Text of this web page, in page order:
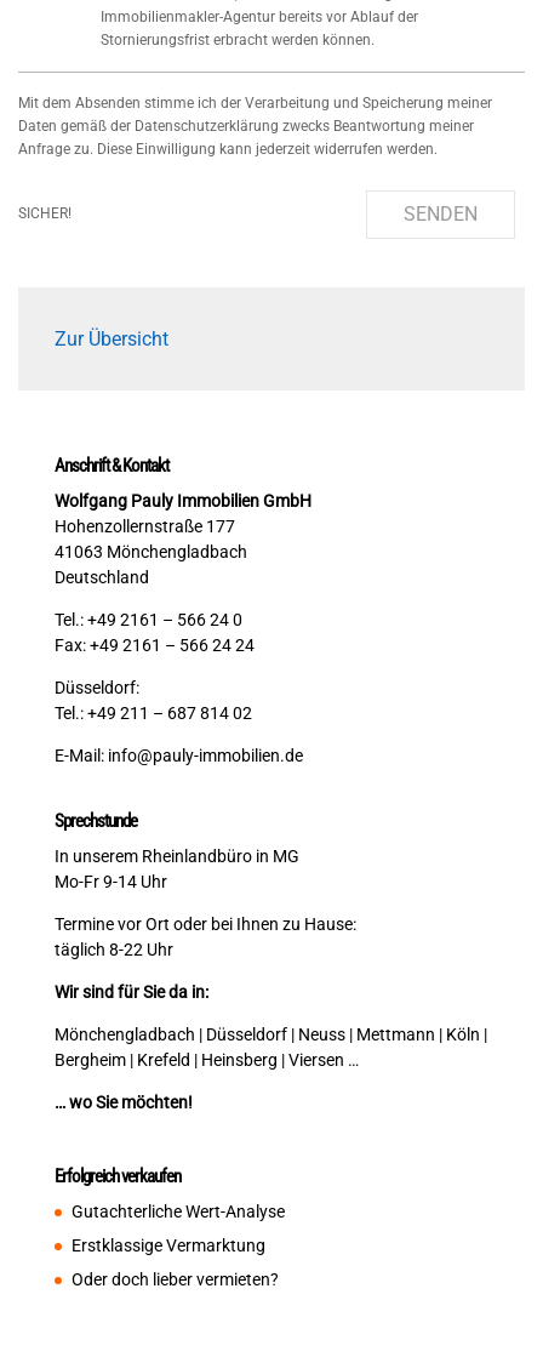
Immobilienmakler-Agentur bereits vor Ablauf der
Stornierungsfrist erbracht werden können.
Mit dem Absenden stimme ich der Verarbeitung und Speicherung meiner
Daten gemäß der Datenschutzerklärung zwecks Beantwortung meiner
Anfrage zu. Diese Einwilligung kann jederzeit widerrufen werden.
SICHER! SENDEN
Zur Übersicht
Anschrift & Kontakt
Wolfgang Pauly Immobilien GmbH
Hohenzollernstraße 177
41063 Mönchengladbach
Deutschland
Tel.: +49 2161 – 566 24 0
Fax: +49 2161 – 566 24 24
Düsseldorf:
Tel.: +49 211 – 687 814 02
E-Mail: info@pauly-immobilien.de
Sprechstunde
In unserem Rheinlandbüro in MG
Mo-Fr 9-14 Uhr
Termine vor Ort oder bei Ihnen zu Hause:
täglich 8-22 Uhr
Wir sind für Sie da in:
Mönchengladbach | Düsseldorf | Neuss | Mettmann | Köln |
Bergheim | Krefeld | Heinsberg | Viersen …
… wo Sie möchten!
Erfolgreich verkaufen
Gutachterliche Wert-Analyse
Erstklassige Vermarktung
Oder doch lieber vermieten?